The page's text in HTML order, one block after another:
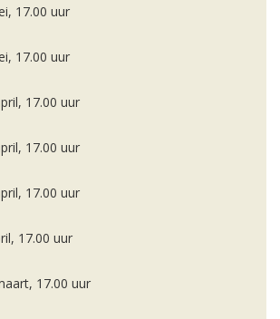
17.00 uur
17.00 uur
17.00 uur
17.00 uur
17.00 uur
17.00 uur
17.00 uur